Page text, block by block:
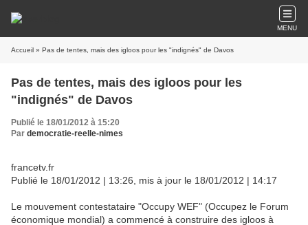
MENU
Accueil » Pas de tentes, mais des igloos pour les "indignés" de Davos
Pas de tentes, mais des igloos pour les
"indignés" de Davos
Publié le 18/01/2012 à 15:20
Par democratie-reelle-nimes
francetv.fr
Publié le 18/01/2012 | 13:26, mis à jour le 18/01/2012 | 14:17
Le mouvement contestataire "Occupy WEF" (Occupez le Forum
économique mondial) a commencé à construire des igloos à